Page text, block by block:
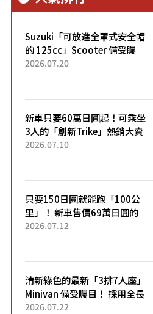
Suzuki「可放進全罩式安全帽
的 125cc」Scooter 備受矚
目！採用全新流線設計與各項
2026.07.20
新車只要60萬日圓起！可乘坐
3人的「創新Trike」熱銷大賣
成為人氣車款！「養車成本真
2026.07.10
只要150日圓就能跑「100公
里」！ 新車售價69萬日圓的
「3人座」Trike大受歡迎！ 順
2026.07.12
清新綠色的最新「3排7人座」
Minivan 備受矚目！ 採用全長
4.7公尺剛剛好的車身尺寸與
2026.07.22